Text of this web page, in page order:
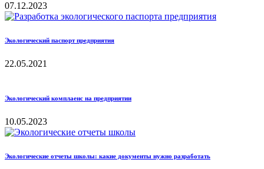
07.12.2023
Экологический паспорт предприятия
22.05.2021
Экологический комплаенс на предприятии
10.05.2023
Экологические отчеты школы: какие документы нужно разработать